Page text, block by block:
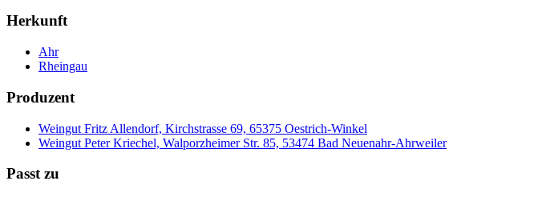
Herkunft
Ahr
Rheingau
Produzent
Weingut Fritz Allendorf, Kirchstrasse 69, 65375 Oestrich-Winkel
Weingut Peter Kriechel, Walporzheimer Str. 85, 53474 Bad Neuenahr-Ahrweiler
Passt zu